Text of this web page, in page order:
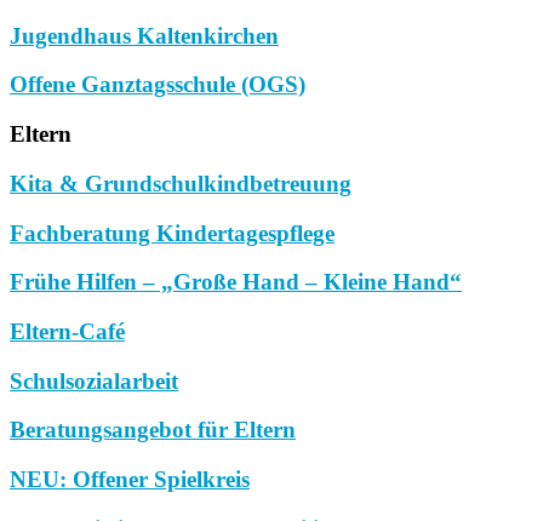
Jugendhaus Kaltenkirchen
Offene Ganztagsschule (OGS)
Eltern
Kita & Grundschulkindbetreuung
Fachberatung Kindertagespflege
Frühe Hilfen – „Große Hand – Kleine Hand“
Eltern-Café
Schulsozialarbeit
Beratungsangebot für Eltern
NEU: Offener Spielkreis